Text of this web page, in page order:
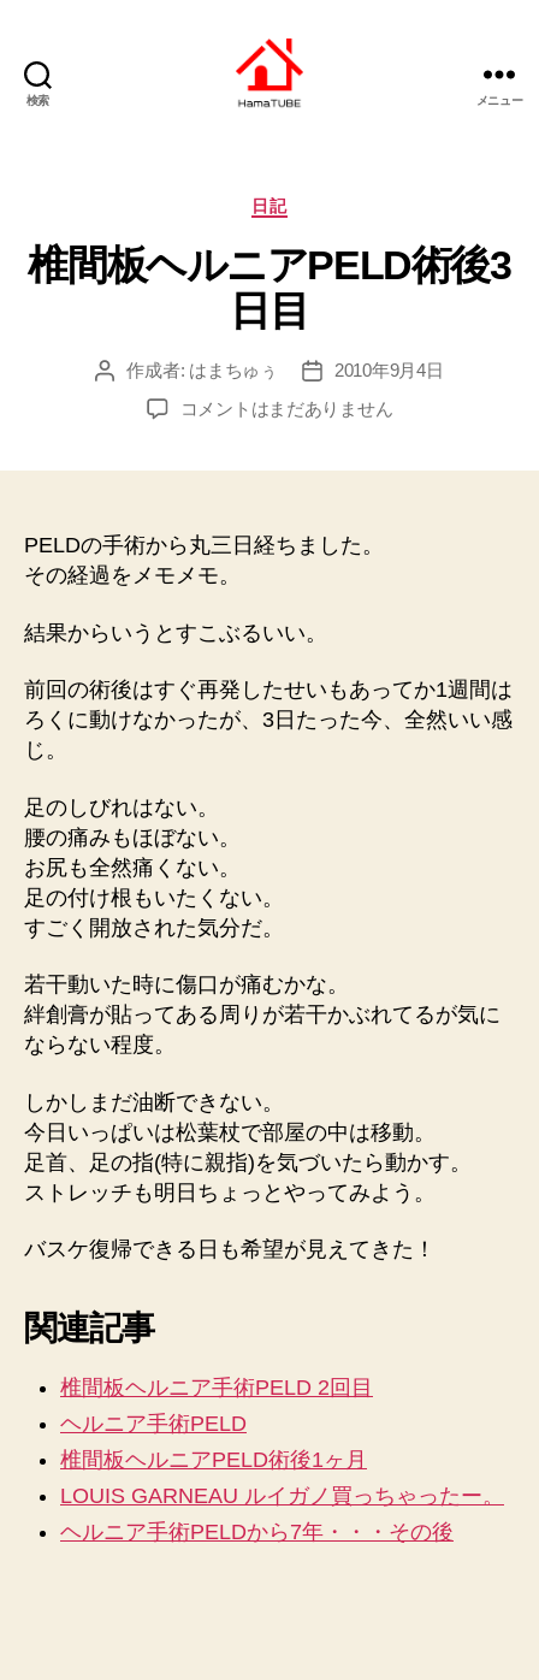
検索
ゅ
ぶ
メニュー
カ
ゴ
リ
ー
日記
椎間板ヘルニアPELD術後3
日目
投
作成者: はまちゅぅ
投
稿
日
2010年9月4日
椎
ニ
ア
術
後
日
目
コメントはまだありません
PELDの手術から丸三日経ちました。
その経過をメモメモ。
結果からいうとすこぶるいい。
前回の術後はすぐ再発したせいもあってか1週間は
ろくに動けなかったが、3日たった今、全然いい感
じ。
足のしびれはない。
腰の痛みもほぼない。
お尻も全然痛くない。
足の付け根もいたくない。
すごく開放された気分だ。
若干動いた時に傷口が痛むかな。
絆創膏が貼ってある周りが若干かぶれてるが気に
ならない程度。
しかしまだ油断できない。
今日いっぱいは松葉杖で部屋の中は移動。
足首、足の指(特に親指)を気づいたら動かす。
ストレッチも明日ちょっとやってみよう。
バスケ復帰できる日も希望が見えてきた！
関連記事
椎間板ヘルニア手術PELD 2回目
ヘルニア手術PELD
椎間板ヘルニアPELD術後1ヶ月
LOUIS GARNEAU ルイガノ買っちゃったー。
ヘルニア手術PELDから7年・・・その後